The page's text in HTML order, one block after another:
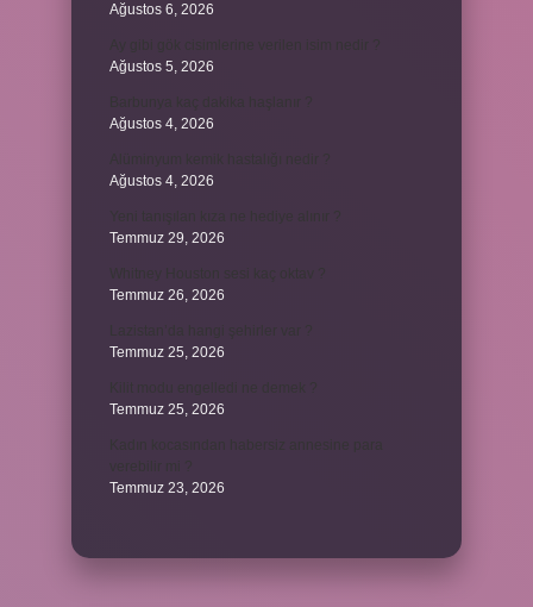
Ağustos 6, 2026
Ağustos 5, 2026
Ağustos 4, 2026
Ağustos 4, 2026
Temmuz 29, 2026
Temmuz 26, 2026
Temmuz 25, 2026
Temmuz 25, 2026
Temmuz 23, 2026